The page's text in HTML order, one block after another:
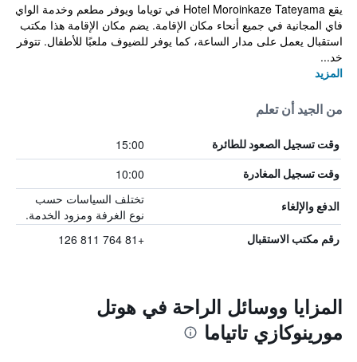
يقع Hotel Moroinkaze Tateyama في توياما ويوفر مطعم وخدمة الواي
فاي المجانية في جميع أنحاء مكان الإقامة. يضم مكان الإقامة هذا مكتب
استقبال يعمل على مدار الساعة، كما يوفر للضيوف ملعبًا للأطفال. تتوفر
خد...
المزيد
من الجيد أن تعلم
وقت تسجيل الصعود للطائرة 15:00
وقت تسجيل المغادرة 10:00
الدفع والإلغاء
تختلف السياسات حسب
نوع الغرفة ومزود الخدمة.
رقم مكتب الاستقبال +81 764 811 126
المزايا ووسائل الراحة في هوتل
مورينوكازي تاتياما